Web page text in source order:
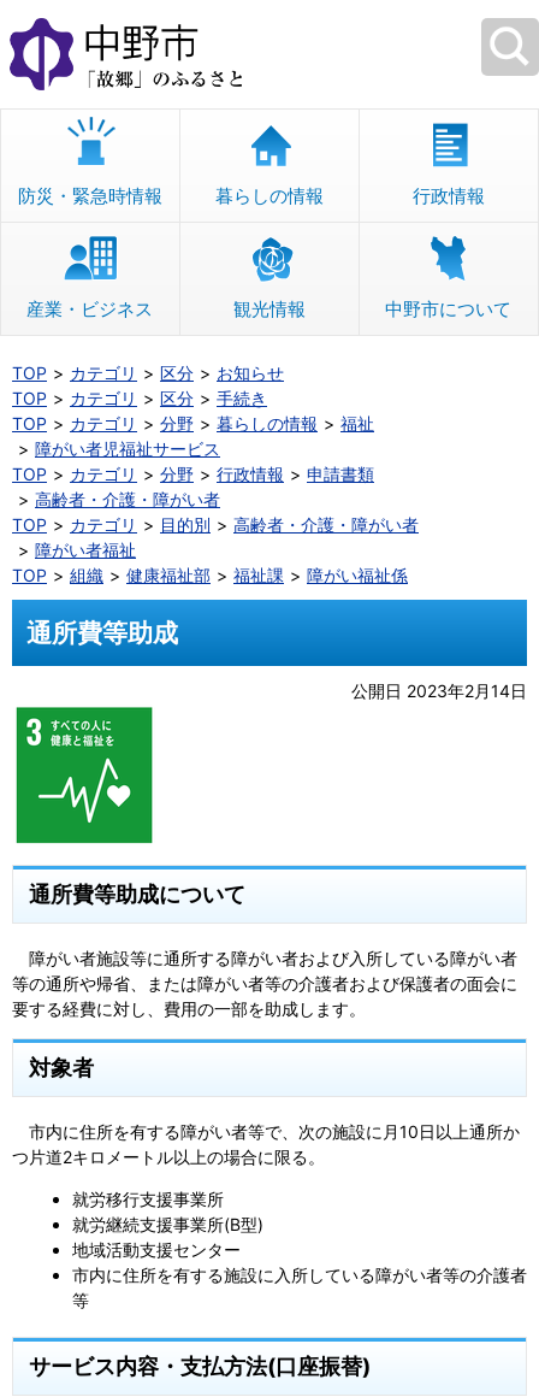
本
文
へ
移
防災・緊急時情報 暮らしの情報 行政情報
産業・ビジネス 観光情報 中野市について
TOP カテゴリ 区分
お知らせ
TOP
カテゴリ 区分
手続き
TOP
カテゴリ 分野 暮らしの情報
福祉
障がい者児福祉サービス
TOP
カテゴリ 分野 行政情報
申請書類
高齢者・介護・障がい者
TOP
カテゴリ 目的別
高齢者・介護・障がい者
障がい者福祉
TOP
組織 健康福祉部 福祉課 障がい福祉係
通所費等助成
公開日 2023年2月14日
通所費等助成について
障がい者施設等に通所する障がい者および入所している障がい者
等の通所や帰省、または障がい者等の介護者および保護者の面会に
要する経費に対し、費用の一部を助成します。
対象者
市内に住所を有する障がい者等で、次の施設に月10日以上通所か
つ片道2キロメートル以上の場合に限る。
就労移行支援事業所
就労継続支援事業所(B型)
地域活動支援センター
市内に住所を有する施設に入所している障がい者等の介護者
等
サービス内容・支払方法(口座振替)